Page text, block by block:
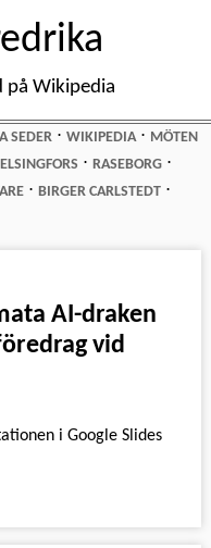
på Wikipedia
SEDER ⋅WIKIPEDIA⋅ MÖTEN
⋅RASEBORG ⋅
⋅BIRGER CARLSTEDT ⋅
AI-draken
vid
i Google Slides